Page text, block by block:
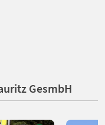
GesmbH